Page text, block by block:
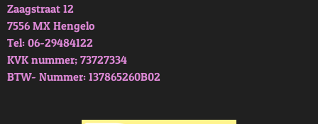
Zaagstraat 12
7556 MX Hengelo
Tel: 06-29484122
KVK nummer; 73727334
BTW- Nummer: 137865260B02